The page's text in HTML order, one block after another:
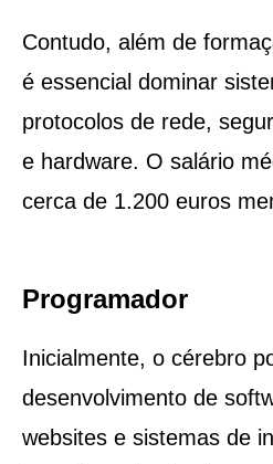
Contudo, além de
é essencial dominar
protocolos de rede,
e hardware. O salário
cerca de 1.200 euros
Programador
Inicialmente, o cérebro
desenvolvimento de
websites e sistemas de